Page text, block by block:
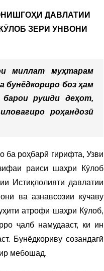
ДАВЛАТИИ
ЗЕРИ УНВОНИ
миллат муҳтарам
бунёдкориро боз ҳам
рушди деҳот,
роҳандозӣ
роҳбарӣ гирифта, Узви
раиси шаҳри Кӯлоб
Истиқлолияти давлатии
ва азнавсозии кӯчаву
атрофи шаҳри Кӯлоб,
ҷалб намудааст, ки ин
Бунёдкориву созандагӣ
мебошад.